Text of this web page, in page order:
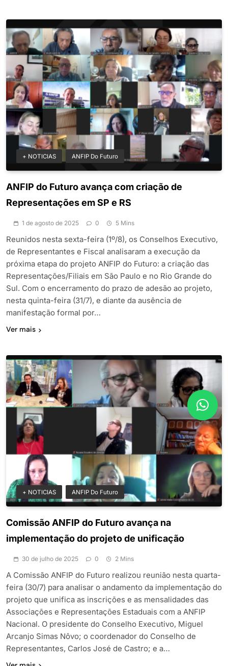
+ NOTICIAS ANFIP Do Futuro
ANFIP do Futuro avança com criação de
Representações em SP e RS
1 de agosto de 2025 0 5 Mins
Reunidos nesta sexta-feira (1º/8), os Conselhos Executivo,
de Representantes e Fiscal analisaram a execução da
próxima etapa do projeto ANFIP do Futuro: a criação das
Representações/Filiais em São Paulo e no Rio Grande do
Sul. Com o encerramento do prazo de adesão ao projeto,
nesta quinta-feira (31/7), e diante da ausência de
manifestação formal por…
Ver mais
+ NOTICIAS ANFIP Do Futuro
Comissão ANFIP do Futuro avança na
implementação do projeto de unificação
30 de julho de 2025 0 2 Mins
A Comissão ANFIP do Futuro realizou reunião nesta quarta-
feira (30/7) para analisar o andamento da implementação do
projeto que unifica as inscrições e as mensalidades das
Associações e Representações Estaduais com a ANFIP
Nacional. O presidente do Conselho Executivo, Miguel
Arcanjo Simas Nôvo; o coordenador do Conselho de
Representantes, Carlos José de Castro; e a…